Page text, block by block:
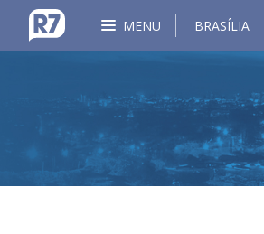
MENU BRASÍLIA